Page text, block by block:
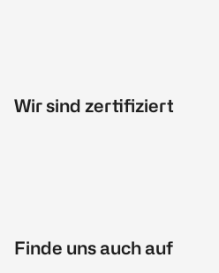
Wir sind zertifiziert
Finde uns auch auf